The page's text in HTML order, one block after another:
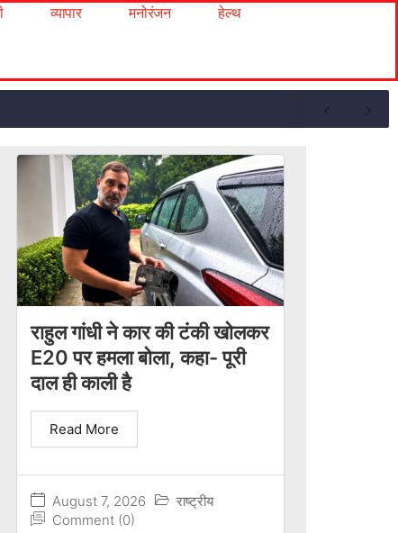
व्यापार मनोरंजन
हेल्थ
राहुल गांधी ने कार की टंकी खोलकर
E20 पर हमला बोला, कहा- पूरी
दाल ही काली है
August 7, 2026
राष्ट्रीय
Comment (0)
Read More